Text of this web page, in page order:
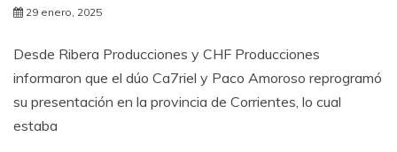
29 enero, 2025
Desde Ribera Producciones y CHF Producciones
informaron que el dúo Ca7riel y Paco Amoroso reprogramó
su presentación en la provincia de Corrientes, lo cual
estaba